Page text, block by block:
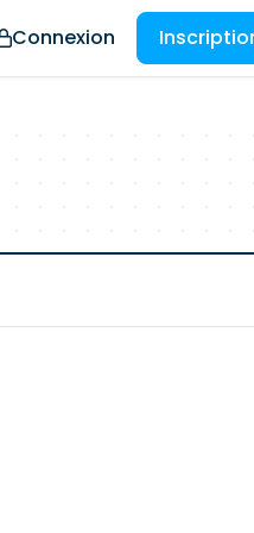
Connexion